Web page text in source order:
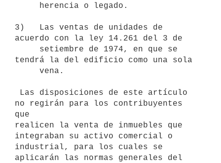
3)   Las ventas de unidades de
acuerdo con la ley 14.261 del 3 de
tendrá la del edificio como una sola
no regirán para los contribuyentes
que
realicen la venta de inmuebles que
integraban su activo comercial o
industrial, para los cuales se
aplicarán las normas generales del